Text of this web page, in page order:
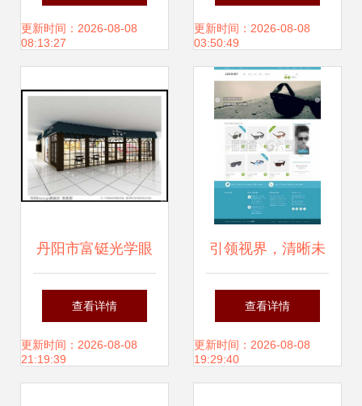
医学验光护航，一
更新时间：2026-08-08
08:13:27
哥、拔叔、托罗同
款引领潮流
更新时间：2026-08-08
03:50:49
丹阳市富铤光学眼
镜 专业品质，清晰
视界
查看详情
更新时间：2026-08-08
21:19:39
引领视界，清晰未
来——打造专业眼
镜销售HTML5网站
查看详情
更新时间：2026-08-08
19:29:40